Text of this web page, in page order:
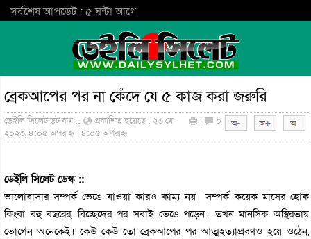
সর্বশেষ আপডেট : ৫ ঘন্টা আগে
ব্রেকআপের পর না কেঁদে যে ৫ কাজ করা জরুরি
ডেইলি সিলেট ডট কম ::
প্রকাশিত হয়েছে : ২৩ মে
২০২৩, ৪:০৫ অপরাহ্ন | ৪:০৫ অপরাহ্ন
| ০
ডেইলি সিলেট ডেস্ক ::
ভালোবাসার সম্পর্ক ভেঙে যাওয়া কারও কাম্য নয়। সম্পর্ক কয়েক মাসের হোক
কিংবা বহু বছরের, বিচ্ছেদের পর সবাই ভেঙে পড়েন। তখন মানসিক অস্থিরতায়
ভোগেন অনেকেই। কেউ কেউ তো ব্রেকআপের পর আত্মহত্যাপ্রবণও হয়ে ওঠেন,